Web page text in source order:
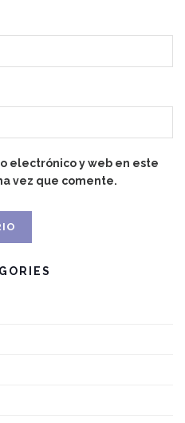
electrónico y web en este
vez que comente.